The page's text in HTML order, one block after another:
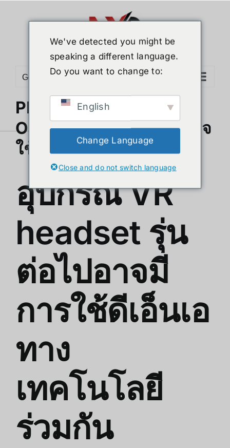
Go to...
PlayStation VR 2 และ
Oculus Quest รุ่นต่อไปอาจ
ใช้ฐานการผลิตร่วมกัน
อุปกรณ์ VR
headset รุ่น
ต่อไปอาจมี
การใช้ดีเอ็นเอ
ทาง
เทคโนโลยี
ร่วมกัน
We've detected you might be
speaking a different language.
Do you want to change to:
English
Change Language
Close and do not switch language